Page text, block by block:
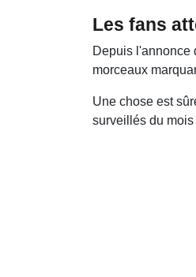
Les fans
Depuis l'annonce
morceaux
Une chose est
surveillés du mois